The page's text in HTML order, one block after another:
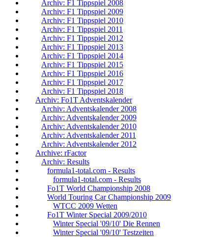
Archiv: F1 Tippspiel 2008
Archiv: F1 Tippspiel 2009
Archiv: F1 Tippspiel 2010
Archiv: F1 Tippspiel 2011
Archiv: F1 Tippspiel 2012
Archiv: F1 Tippspiel 2013
Archiv: F1 Tippspiel 2014
Archiv: F1 Tippspiel 2015
Archiv: F1 Tippspiel 2016
Archiv: F1 Tippspiel 2017
Archiv: F1 Tippspiel 2018
Archiv: Fo1T Adventskalender
Archiv: Adventskalender 2008
Archiv: Adventskalender 2009
Archiv: Adventskalender 2010
Archiv: Adventskalender 2011
Archiv: Adventskalender 2012
Archive: rFactor
Archiv: Results
formula1-total.com - Results
formula1-total.com - Results
Fo1T World Championship 2008
World Touring Car Championship 2009
WTCC 2009 Wetten
Fo1T Winter Special 2009/2010
Winter Special '09/10' Die Rennen
Winter Special '09/10' Testzeiten